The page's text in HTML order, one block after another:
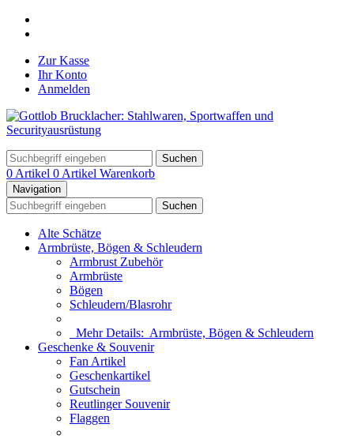
Zur Kasse
Ihr Konto
Anmelden
Suchen
0 Artikel 0 Artikel Warenkorb
Navigation
Suchen
Alte Schätze
Armbrüste, Bögen & Schleudern
Armbrust Zubehör
Armbrüste
Bögen
Schleudern/Blasrohr
Mehr Details: Armbrüste, Bögen & Schleudern
Geschenke & Souvenir
Fan Artikel
Geschenkartikel
Gutschein
Reutlinger Souvenir
Flaggen